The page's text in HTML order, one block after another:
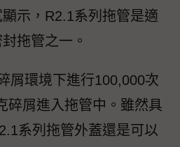
示，R2.1系列拖管是適
拖管之一。
屑環境下進行100,000次
碎屑進入拖管中。雖然具
系列拖管外蓋還是可以